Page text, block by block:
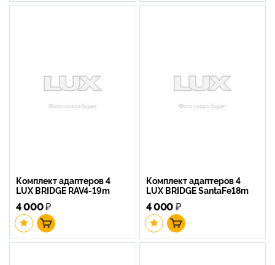
Комплект адаптеров 4
LUX BRIDGE RAV4-19m
4 000₽
Комплект адаптеров 4
LUX BRIDGE SantaFe18m
4 000₽